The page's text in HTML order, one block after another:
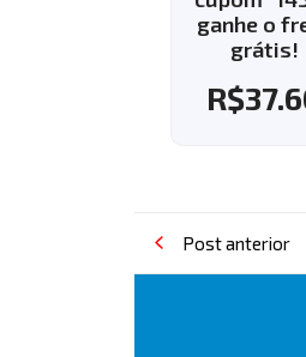
ganhe o
grátis!
R$
Post anterior